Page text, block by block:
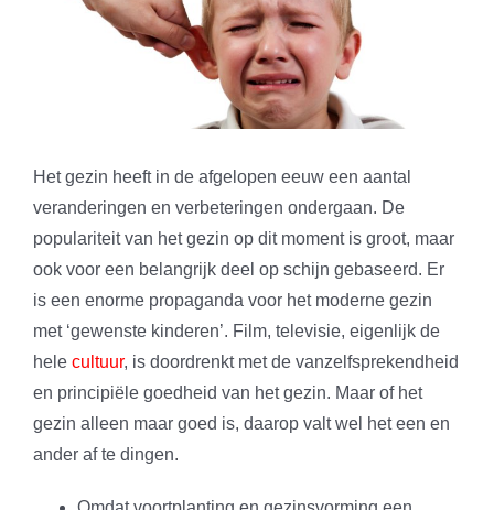
Het gezin heeft in de afgelopen eeuw een aantal
veranderingen en verbeteringen ondergaan. De
populariteit van het gezin op dit moment is groot, maar
ook voor een belangrijk deel op schijn gebaseerd. Er
is een enorme propaganda voor het moderne gezin
met ‘gewenste kinderen’. Film, televisie, eigenlijk de
hele cultuur, is doordrenkt met de vanzelfsprekendheid
en principiële goedheid van het gezin. Maar of het
gezin alleen maar goed is, daarop valt wel het een en
ander af te dingen.